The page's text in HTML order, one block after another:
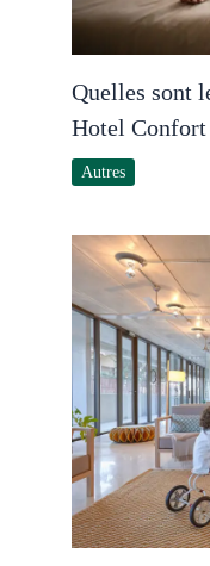
Quelles sont
Hotel
Autres